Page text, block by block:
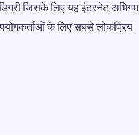
जिसके लिए यह इंटरनेट अभिगम
के लिए सबसे लोकप्रिय